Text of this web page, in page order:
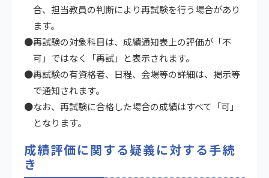
合、担当教員の判断により再試験を行う場合があり
ます。
●再試験の対象科目は、成績通知表上の評価が「不
可」ではなく「再試」と表示されます。
●再試験の有資格者、日程、会場等の詳細は、掲示等
で通知されます。
●なお、再試験に合格した場合の成績はすべて「可」
となります。
成績評価に関する疑義に対する手続
き